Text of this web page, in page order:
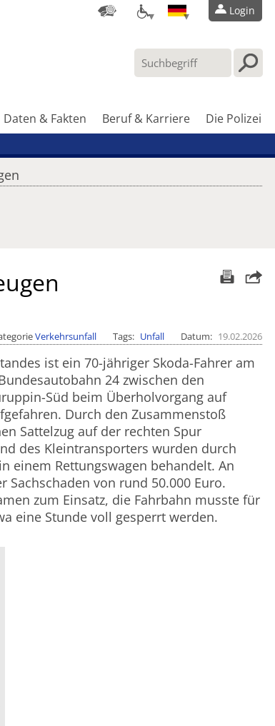
Login
Daten & Fakten Beruf & Karriere Die Polizei
Verkehrsunfall Tags Unfall Datum 19.02.2026
ist ein 70-jähriger Skoda-Fahrer am
24 zwischen den
Süd beim Überholvorgang auf
Durch den Zusammenstoß
Sattelzug auf der rechten Spur
des Kleintransporters wurden durch
einem Rettungswagen behandelt. An
von rund 50.000 Euro.
zum Einsatz, die Fahrbahn musste für
eine Stunde voll gesperrt werden.